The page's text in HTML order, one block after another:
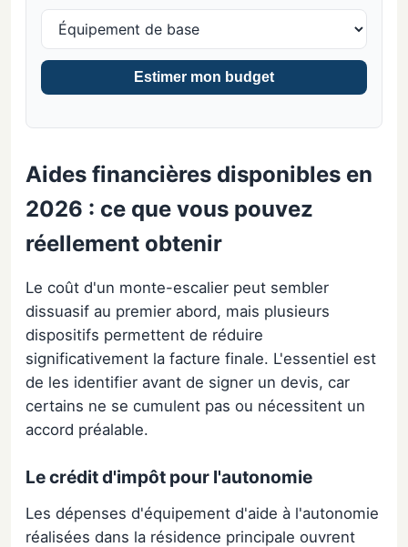
Estimer mon budget
Aides financières disponibles en
2026 : ce que vous pouvez
réellement obtenir
Le coût d'un monte-escalier peut sembler
dissuasif au premier abord, mais plusieurs
dispositifs permettent de réduire
significativement la facture finale. L'essentiel est
de les identifier avant de signer un devis, car
certains ne se cumulent pas ou nécessitent un
accord préalable.
Le crédit d'impôt pour l'autonomie
Les dépenses d'équipement d'aide à l'autonomie
réalisées dans la résidence principale ouvrent